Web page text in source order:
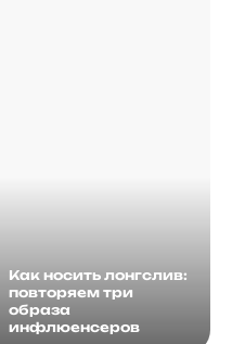
Как носить лонгслив:
повторяем три
образа
инфлюенсеров